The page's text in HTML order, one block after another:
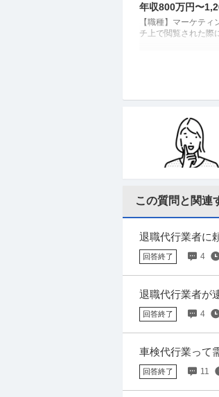
年収800万円〜
【職種】マーケテ
チ上で閲覧された際
年収1000万円も
月給47万円〜62.5
【年収1000万円も
へ】 ■月給47万円
法務・コンプラ
ナーを駆使する
全週休2日（土日
ひかり司法書士法人
正社員 土日休み
年収800万円〜
【職種】管理＞法務
で閲覧された際に内
羽田空港／施設
正社員 交通費支給
年収400万円〜
株式会社スタッド
この質問と関連
退職代行業者に
ですが、離職票
回答終了 4
退職代行業者が
きました。 退職
おります。
回答終了 4
車検代行業って
意するだけなの
回答終了 11